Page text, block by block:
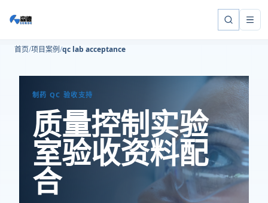
首页 项目案例 qc lab acceptance
制药 QC 验收支持
质量控制实验
室验收资料配
合